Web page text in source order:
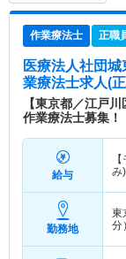
作業療法士 正職
医療法人社団城
業療法士求人(
【東京都／江戸
作業療法士募集！
給与
み
勤務地
東
分）